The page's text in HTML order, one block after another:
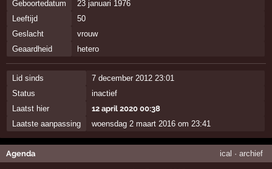
Geboortedatum
23 januari 1976
Leeftijd
50
Geslacht
vrouw
Geaardheid
hetero
Lid sinds
7 december 2012 23:01
Status
inactief
Laatst hier
12 april 2020 00:38
Laatste aanpassing
woensdag 2 maart 2016 om 23:41
Agenda ical · archief